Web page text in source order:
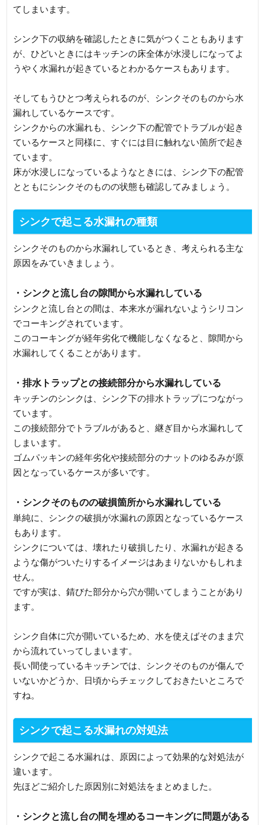
てしまいます。
シンク下の収納を確認したときに気がつくこともあります
が、ひどいときにはキッチンの床全体が水浸しになってよ
うやく水漏れが起きているとわかるケースもあります。
そしてもうひとつ考えられるのが、シンクそのものから水
漏れしているケースです。
シンクからの水漏れも、シンク下の配管でトラブルが起き
ているケースと同様に、すぐには目に触れない箇所で起き
ています。
床が水浸しになっているようなときには、シンク下の配管
とともにシンクそのものの状態も確認してみましょう。
シンクで起こる水漏れの種類
シンクそのものから水漏れしているとき、考えられる主な
原因をみていきましょう。
・シンクと流し台の隙間から水漏れしている
シンクと流し台との間は、本来水が漏れないようシリコン
でコーキングされています。
このコーキングが経年劣化で機能しなくなると、隙間から
水漏れしてくることがあります。
・排水トラップとの接続部分から水漏れしている
キッチンのシンクは、シンク下の排水トラップにつながっ
ています。
この接続部分でトラブルがあると、継ぎ目から水漏れして
しまいます。
ゴムパッキンの経年劣化や接続部分のナットのゆるみが原
因となっているケースが多いです。
・シンクそのものの破損箇所から水漏れしている
単純に、シンクの破損が水漏れの原因となっているケース
もあります。
シンクについては、壊れたり破損したり、水漏れが起きる
ような傷がついたりするイメージはあまりないかもしれま
せん。
ですが実は、錆びた部分から穴が開いてしまうことがあり
ます。
シンク自体に穴が開いているため、水を使えばそのまま穴
から流れていってしまいます。
長い間使っているキッチンでは、シンクそのものが傷んで
いないかどうか、日頃からチェックしておきたいところで
すね。
シンクで起こる水漏れの対処法
シンクで起こる水漏れは、原因によって効果的な対処法が
違います。
先ほどご紹介した原因別に対処法をまとめました。
・シンクと流し台の間を埋めるコーキングに問題がある